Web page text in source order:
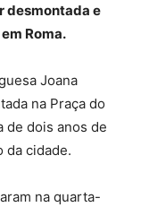
desmontada e
Roma.
Joana
na Praça do
de dois anos de
da cidade.
na quarta-